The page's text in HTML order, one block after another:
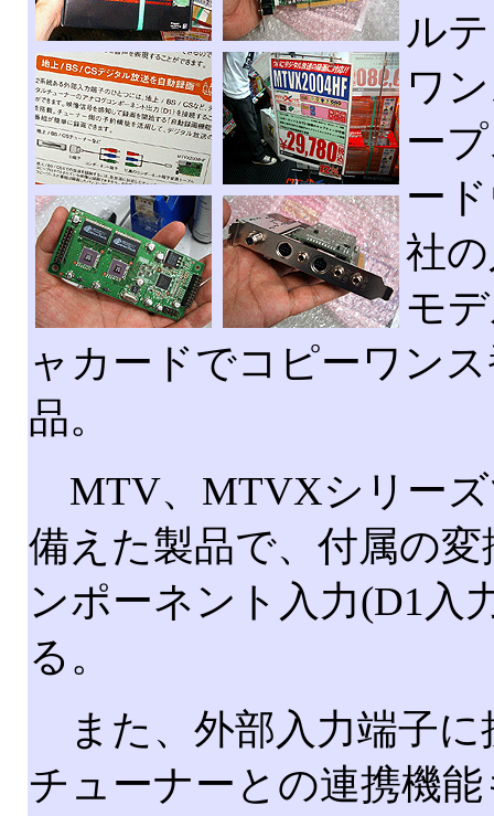
ル
ワ
ー
ー
社
モ
ャカードでコピーワン
品。
MTV、MTVXシリーズ
備えた製品で、付属の
ンポーネント入力(D1入
る。
また、外部入力端子に
チューナーとの連携機